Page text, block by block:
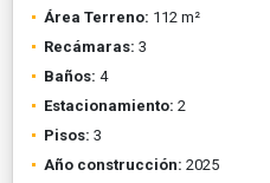
Área Terreno: 112 m²
Recámaras: 3
Baños: 4
Estacionamiento: 2
Pisos: 3
Año construcción: 2025